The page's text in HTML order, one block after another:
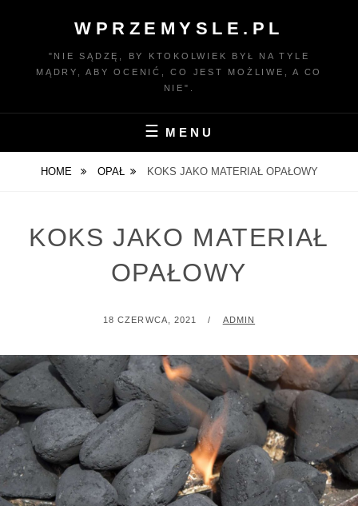
WPRZEMYSLE.PL
"NIE SĄDZĘ, BY KTOKOLWIEK BYŁ NA TYLE
MĄDRY, ABY OCENIĆ, CO JEST MOŻLIWE, A CO
NIE".
MENU
HOME OPAŁ KOKS JAKO MATERIAŁ OPAŁOWY
KOKS JAKO MATERIAŁ
OPAŁOWY
POSTED
18 CZERWCA, 2021 BY
ADMIN